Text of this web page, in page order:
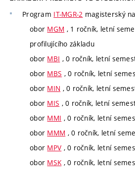
Program IT-MGR-2 magisterský
obor MGM , 1 ročník, letní
profilujícího základu
obor MBI , 0 ročník, letní
obor MBS , 0 ročník, letní
obor MIN , 0 ročník, letní
obor MIS , 0 ročník, letní
obor MMI , 0 ročník, letní
obor MMM , 0 ročník, letní
obor MPV , 0 ročník, letní
obor MSK, 0 ročník, letní